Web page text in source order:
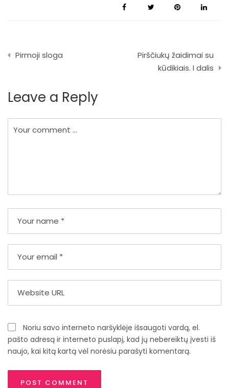
Navigacija
įrašų
Pirmoji sloga
Pirščiukų žaidimai su
kūdikiais. I dalis
Leave a Reply
Noriu savo interneto naršyklėje išsaugoti vardą, el.
pašto adresą ir interneto puslapį, kad jų nebereiktų įvesti iš
naujo, kai kitą kartą vėl norėsiu parašyti komentarą.